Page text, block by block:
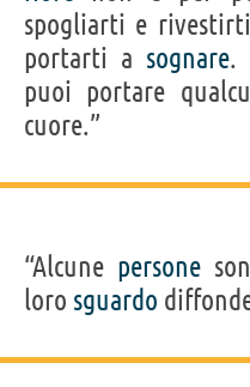
spogliarti e
portarti a sognare.
puoi portare
cuore.”
“Alcune persone
loro sguardo